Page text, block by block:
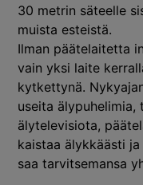
30 metrin säteelle
muista esteistä.
Ilman päätelaitetta
vain yksi laite
kytkettynä.
useita
älytelevisiota,
kaistaa älykkäästi
saa tarvitsemansa